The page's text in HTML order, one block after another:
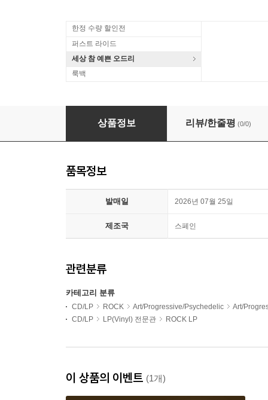
한정 수량 할인전
퍼스트 라이드
세상 참 예쁜 오드리
룩백
Requiem (레퀴엠) - For A World After [LP]
상품정보 리뷰/한줄평 (0/0)
품목정보
발매일 2026년 07월 25일
제조국 스페인
관련분류
카테고리 분류
CD/LP ROCK Art/Progressive/Psychedelic
Art/
CD/LP
LP(Vinyl) 전문관 ROCK LP
이 상품의 이벤트 (1개)